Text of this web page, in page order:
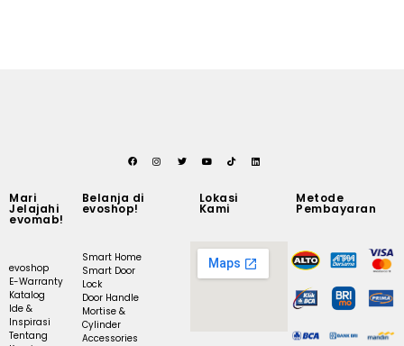
Mari
Jelajahi
evomab!
evoshop
E-Warranty
Katalog
Ide &
Inspirasi
Tentang
Belanja di
evoshop!
Smart Home
Smart Door
Lock
Door Handle
Mortise &
Cylinder
Accessories
Lokasi
Kami
Metode
Pembayaran